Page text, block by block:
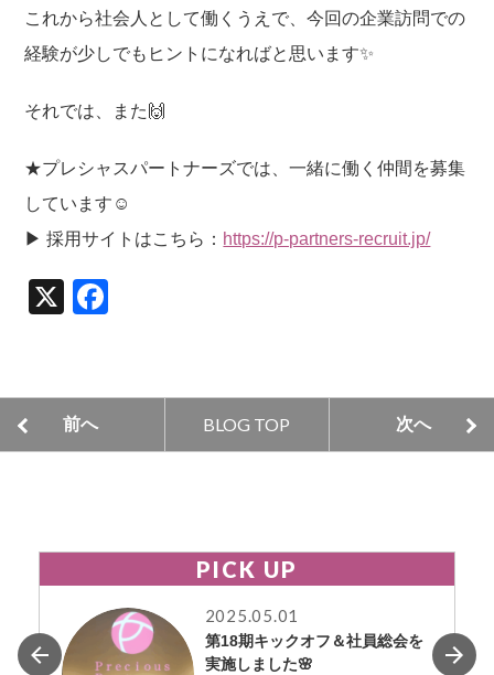
これから社会人として働くうえで、今回の企業訪問での
経験が少しでもヒントになればと思います✨
それでは、また🙌
★プレシャスパートナーズでは、一緒に働く仲間を募集
しています☺
▶ 採用サイトはこちら： https://p-partners-recruit.jp/
X
e
k
前へ BLOG TOP 次へ
PICK UP
2025.05.01
第18期キックオフ＆社員総会を
実施しました🌸